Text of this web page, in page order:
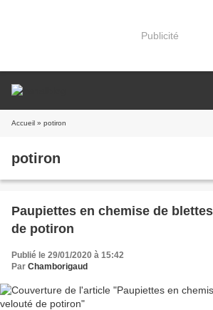
Publicité
Accueil » potiron
potiron
Paupiettes en chemise de
de potiron
Publié le 29/01/2020 à 15:42
Par Chamborigaud